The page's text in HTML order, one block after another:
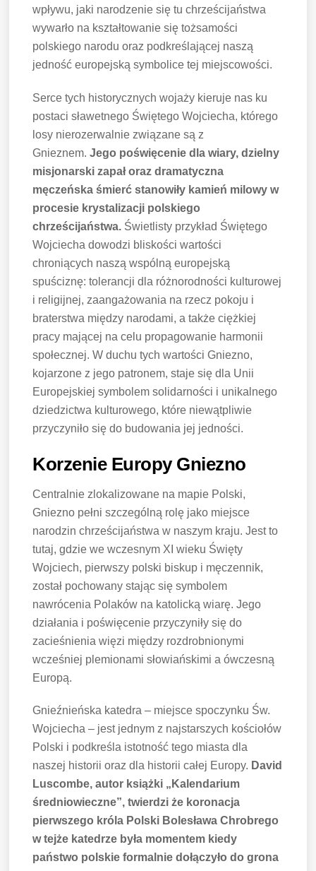
wpływu, jaki narodzenie się tu chrześcijaństwa
wywarło na kształtowanie się tożsamości
polskiego narodu oraz podkreślającej naszą
jedność europejską symbolice tej miejscowości.
Serce tych historycznych wojaży kieruje nas ku
postaci sławetnego Świętego Wojciecha, którego
losy nierozerwalnie związane są z
Gnieznem.Jego poświęcenie dla wiary, dzielny
misjonarski zapał oraz dramatyczna
męczeńska śmierć stanowiły kamień milowy w
procesie krystalizacji polskiego
chrześcijaństwa. Świetlisty przykład Świętego
Wojciecha dowodzi bliskości wartości
chroniących naszą wspólną europejską
spuściznę: tolerancji dla różnorodności kulturowej
i religijnej, zaangażowania na rzecz pokoju i
braterstwa między narodami, a także ciężkiej
pracy mającej na celu propagowanie harmonii
społecznej. W duchu tych wartości Gniezno,
kojarzone z jego patronem, staje się dla Unii
Europejskiej symbolem solidarności i unikalnego
dziedzictwa kulturowego, które niewątpliwie
przyczyniło się do budowania jej jedności.
Korzenie Europy Gniezno
Centralnie zlokalizowane na mapie Polski,
Gniezno pełni szczególną rolę jako miejsce
narodzin chrześcijaństwa w naszym kraju. Jest to
tutaj, gdzie we wczesnym XI wieku Święty
Wojciech, pierwszy polski biskup i męczennik,
został pochowany stając się symbolem
nawrócenia Polaków na katolicką wiarę. Jego
działania i poświęcenie przyczyniły się do
zacieśnienia więzi między rozdrobnionymi
wcześniej plemionami słowiańskimi a ówczesną
Europą.
Gnieźnieńska katedra – miejsce spoczynku Św.
Wojciecha – jest jednym z najstarszych kościołów
Polski i podkreśla istotność tego miasta dla
naszej historii oraz dla historii całej Europy. David
Luscombe, autor książki „Kalendarium
średniowieczne”, twierdzi że koronacja
pierwszego króla Polski Bolesława Chrobrego
w tejże katedrze była momentem kiedy
państwo polskie formalnie dołączyło do grona